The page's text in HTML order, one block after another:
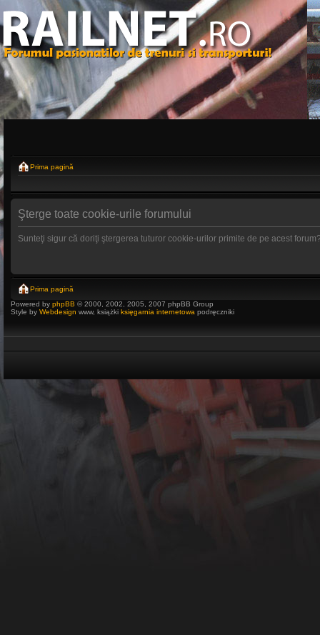
Prima pagină
Şterge toate cookie-urile forumului
Sunteţi sigur că doriţi ştergerea tuturor cookie-urilor primite de pe acest
Prima pagină
Powered by phpBB © 2000, 2002, 2005, 2007 phpBB Group
Style by Webdesign www, książki księgarnia internetowa podręczniki